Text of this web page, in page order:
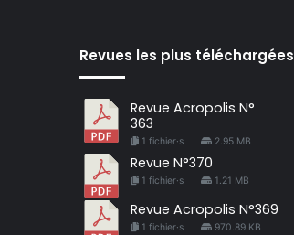
Revues les plus téléchargées
Revue Acropolis N°
363
1 fichier·s 2.95 MB
Revue N°370
1 fichier·s 1.21 MB
Revue Acropolis N°369
1 fichier·s 970.89 KB